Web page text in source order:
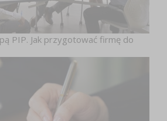
PIP. Jak przygotować firmę do